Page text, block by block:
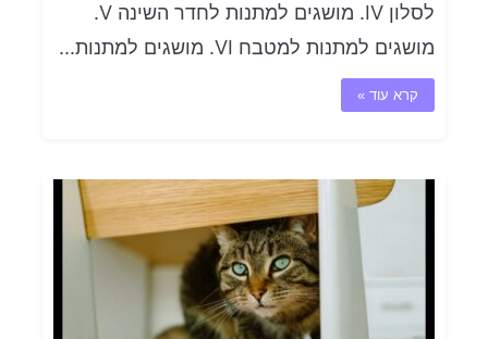
לסלון IV. מושגים למתנות לחדר השינה V.
מושגים למתנות למטבח VI. מושגים למתנות...
קרא עוד »